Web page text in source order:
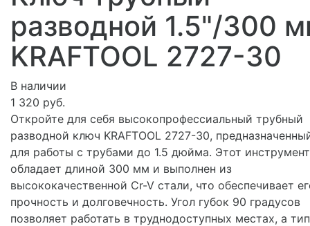
разводной 1.5"/300
KRAFTOOL 2727-30
В наличии
1 320 руб.
Откройте для себя высокопрофессиальный трубный
разводной ключ KRAFTOOL 2727-30,
для работы с трубами до 1.5 дюйма. Этот инструмент
обладает длиной 300 мм и выполнен из
высококачественной Cr-V стали, что обеспечивает
прочность и долговечность. Угол губок 90 градусов
позволяет работать в труднодоступных местах, а тип